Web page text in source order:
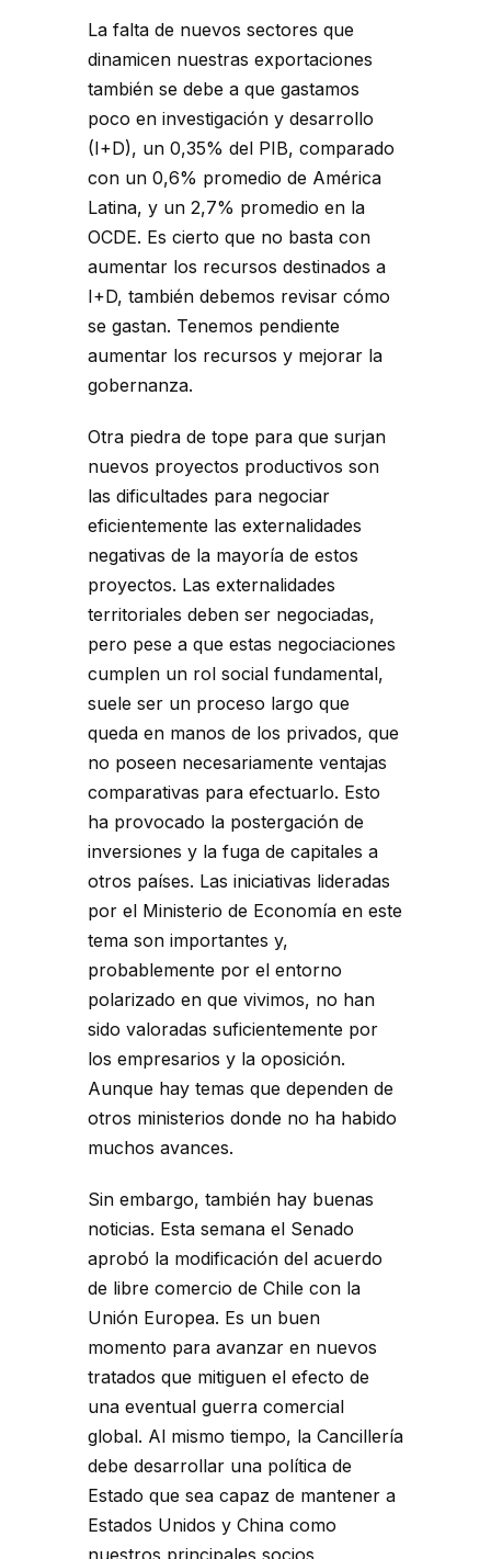
La falta de nuevos sectores que
dinamicen nuestras exportaciones
también se debe a que gastamos
poco en investigación y desarrollo
(I+D), un 0,35% del PIB, comparado
con un 0,6% promedio de América
Latina, y un 2,7% promedio en la
OCDE. Es cierto que no basta con
aumentar los recursos destinados a
I+D, también debemos revisar cómo
se gastan. Tenemos pendiente
aumentar los recursos y mejorar la
gobernanza.
Otra piedra de tope para que surjan
nuevos proyectos productivos son
las dificultades para negociar
eficientemente las externalidades
negativas de la mayoría de estos
proyectos. Las externalidades
territoriales deben ser negociadas,
pero pese a que estas negociaciones
cumplen un rol social fundamental,
suele ser un proceso largo que
queda en manos de los privados, que
no poseen necesariamente ventajas
comparativas para efectuarlo. Esto
ha provocado la postergación de
inversiones y la fuga de capitales a
otros países. Las iniciativas lideradas
por el Ministerio de Economía en este
tema son importantes y,
probablemente por el entorno
polarizado en que vivimos, no han
sido valoradas suficientemente por
los empresarios y la oposición.
Aunque hay temas que dependen de
otros ministerios donde no ha habido
muchos avances.
Sin embargo, también hay buenas
noticias. Esta semana el Senado
aprobó la modificación del acuerdo
de libre comercio de Chile con la
Unión Europea. Es un buen
momento para avanzar en nuevos
tratados que mitiguen el efecto de
una eventual guerra comercial
global. Al mismo tiempo, la Cancillería
debe desarrollar una política de
Estado que sea capaz de mantener a
Estados Unidos y China como